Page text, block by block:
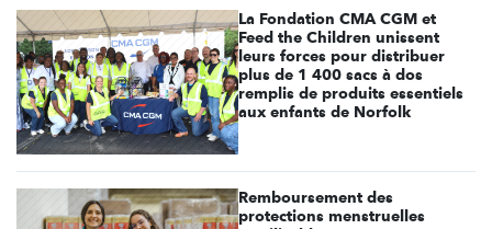
La Fondation CMA CGM et
Feed the Children unissent
leurs forces pour distribuer
plus de 1 400 sacs à dos
remplis de produits essentiels
aux enfants de Norfolk
Remboursement des
protections menstruelles